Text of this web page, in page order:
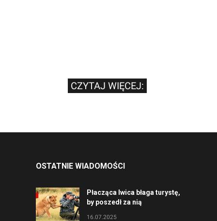
CZYTAJ WIĘCEJ:
OSTATNIE WIADOMOŚCI
Płacząca lwica błaga turystę,
by poszedł za nią
16.07.2025